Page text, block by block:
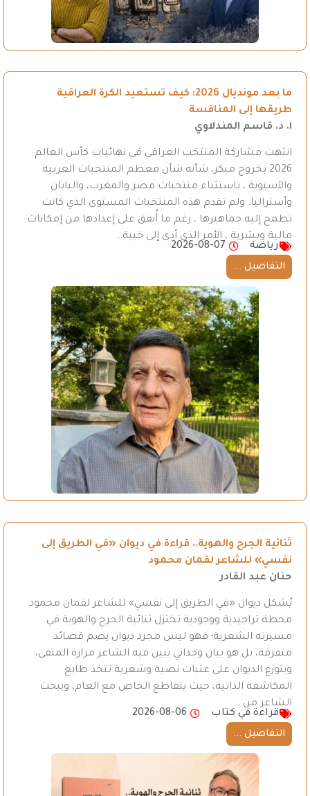
ما بعد مونديال 2026: كيف تستعيد الكرة العراقية
طريقها إلى المنافسة
ا. د. قاسم المندلاوي
انتهت مشاركة المنتخب العراقي في نهائيات كأس العالم
2026 بخروج مبكر، شأنه شأن معظم المنتخبات العربية
والآسيوية ، باستثناء منتخبات مصر والمغرب، واليابان
وأستراليا. ولم تقدم هذه المنتخبات المستوى الذي كانت
تطمح إليه جماهيرها ، رغم ما أُنفق على إعدادها من إمكانات
مالية وبشرية ، الأمر الذي أدى إلى خيبة…
رياضة
2026-08-07
التفاصيل ...
ثنائية الجرح والهوية.. قراءة في ديوان «في الطريق إلى
نفسي» للشاعر لقمان محمود
حنان عبد القادر
يُشكل ديوان «في الطريق إلى نفسي» للشاعر لقمان محمود
محطة تراجيدية ووجودية تختزل ثنائية الجرح والهوية في
مسيرته الشعرية؛ فهو ليس مجرد ديوان يضم قصائد
متفرقة، بل هو بيان وجداني يبين فيه الشاعر مرارة المنفى،
ويتوزع الديوان على عتبات نصية وشعرية تتخذ طابع
المكاشفة الذاتية، حيث يتقاطع الخاص مع العام، ويبحث
الشاعر من…
قراءة في كتاب
2026-08-06
التفاصيل ...